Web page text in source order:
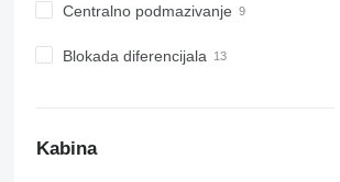
Centralno podmazivanje
Blokada diferencijala
Kabina